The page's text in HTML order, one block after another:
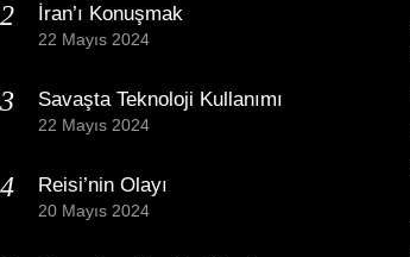
İran’ı Konuşmak
22 Mayıs 2024
Savaşta Teknoloji Kullanımı
22 Mayıs 2024
Reisi’nin Olayı
20 Mayıs 2024